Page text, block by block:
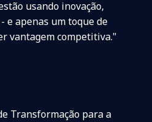
usando inovação,
e apenas um toque de
vantagem competitiva."
Transformação para a